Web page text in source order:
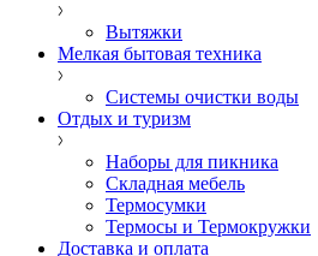
Вытяжки
Мелкая бытовая техника
Системы очистки воды
Отдых и туризм
Наборы для пикника
Складная мебель
Термосумки
Термосы и Термокружки
Доставка и оплата